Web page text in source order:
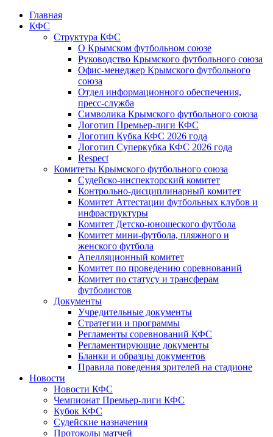
Главная
КФС
Структура КФС
О Крымском футбольном союзе
Руководство Крымского футбольного союза
Офис-менеджер Крымского футбольного
союза
Отдел информационного обеспечения,
пресс-служба
Символика Крымского футбольного союза
Логотип Премьер-лиги КФС
Логотип Кубка КФС 2026 года
Логотип Суперкубка КФС 2026 года
Respect
Комитеты Крымского футбольного союза
Судейско-инспекторский комитет
Контрольно-дисциплинарный комитет
Комитет Аттестации футбольных клубов и
инфраструктуры
Комитет Детско-юношеского футбола
Комитет мини-футбола, пляжного и
женского футбола
Апелляционный комитет
Комитет по проведению соревнований
Комитет по статусу и трансферам
футболистов
Документы
Учредительные документы
Стратегии и программы
Регламенты соревнований КФС
Регламентирующие документы
Бланки и образцы документов
Правила поведения зрителей на стадионе
Новости
Новости КФС
Чемпионат Премьер-лиги КФС
Кубок КФС
Судейские назначения
Протоколы матчей